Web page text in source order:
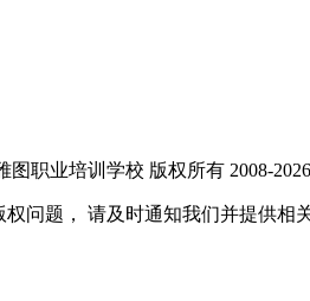
职业培训学校 版权所有 2008-2026
问题， 请及时通知我们并提供相